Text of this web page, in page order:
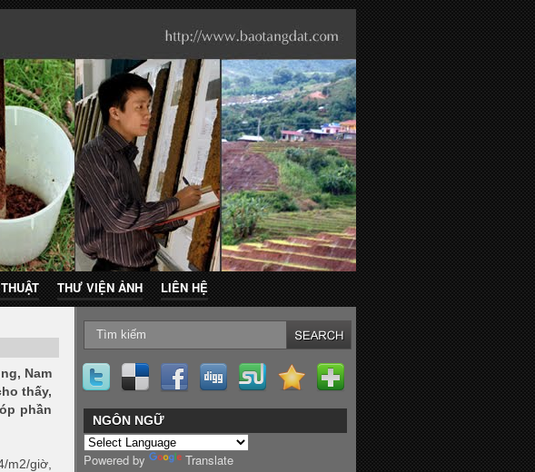
THƯ VIỆN ẢNH LIÊN HỆ
Nam
thấy,
phần
giờ,
NGÔN NGỮ
Powered by Translate